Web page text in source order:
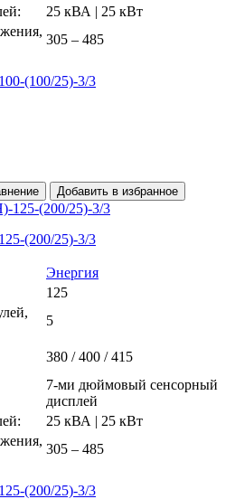
25 кВА | 25 кВт
305 – 485
(100/25)-3/3
Добавить в избранное
(200/25)-3/3
Энергия
125
5
380 / 400 / 415
7-ми дюймовый сенсорный
дисплей
25 кВА | 25 кВт
305 – 485
(200/25)-3/3